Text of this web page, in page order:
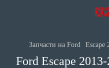
Запчасти на Ford Escape
Ford Escape